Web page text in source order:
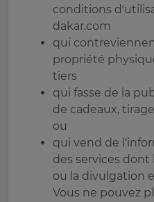
conditions
dakar.com
qui
propriété
tiers
qui fasse de la
de cadeaux,
ou
qui vend de
des services
ou la divulgation
Vous ne pouvez